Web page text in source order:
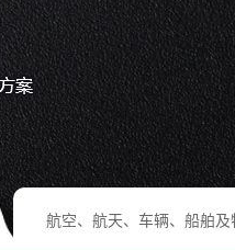
航空、航天、车辆、船舶及